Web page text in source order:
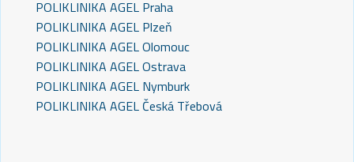
POLIKLINIKA AGEL Praha
POLIKLINIKA AGEL Plzeň
POLIKLINIKA AGEL Olomouc
POLIKLINIKA AGEL Ostrava
POLIKLINIKA AGEL Nymburk
POLIKLINIKA AGEL Česká Třebová